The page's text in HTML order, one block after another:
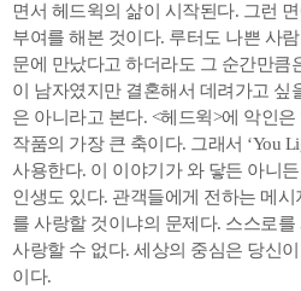
면서 헤드윅의 삶이 시작된다. 그런
부여를 해본 것이다. 루터도 나쁜 사
문에 만났다고 하더라도 그 순간만큼
이 남자였지만 결혼해서 데려가고 싶
은 아니라고 본다. <헤드윅>에 악인은
작품의 가장 큰 축이다. 그래서 ‘You
사용한다. 이 이야기가 와 닿든 아니
인생도 있다. 관객들에게 전하는 메시
를 사랑할 것이냐의 문제다. 스스로
사랑할 수 없다. 세상의 중심은 당신
이다.